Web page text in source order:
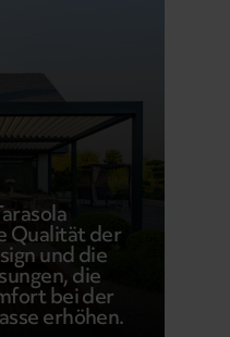
Qualität der
und die
die
bei der
erhöhen.